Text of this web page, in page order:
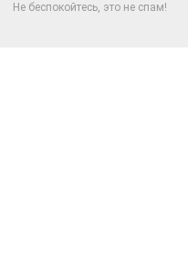
Не беспокойтесь, это не спам!